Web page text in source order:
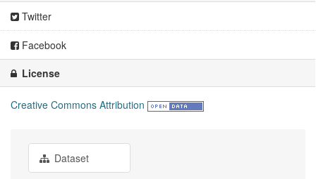
Twitter
Facebook
License
Creative Commons Attribution
Dataset